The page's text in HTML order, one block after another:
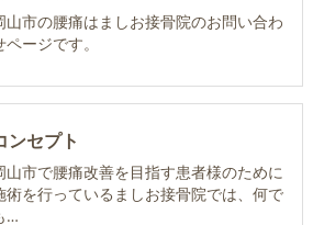
山市の腰痛はましお接骨院のお問い合わ
ページです。
ンセプト
山市で腰痛改善を目指す患者様のために
術を行っているましお接骨院では、何で
…